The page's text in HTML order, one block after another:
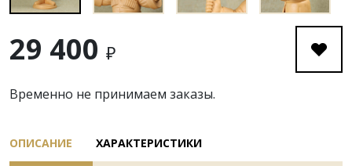
29 400 ₽
Временно не принимаем заказы.
ОПИСАНИЕ ХАРАКТЕРИСТИКИ